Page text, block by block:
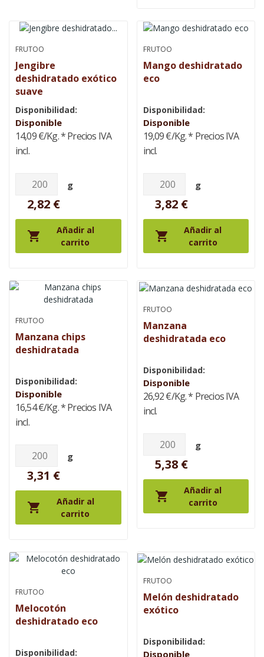
FRUTOO
Jengibre
deshidratado exótico
suave
Disponibilidad:
Disponible
14,09 €/Kg.* Precios IVA
incl.
g
2,82 €

Añadir al
carrito
FRUTOO
Mango deshidratado
eco
Disponibilidad:
Disponible
19,09 €/Kg.* Precios IVA
incl.
g
3,82 €

Añadir al
carrito
FRUTOO
Manzana chips
deshidratada
Disponibilidad:
Disponible
16,54 €/Kg.* Precios IVA
incl.
g
3,31 €

Añadir al
carrito
FRUTOO
Manzana
deshidratada eco
Disponibilidad:
Disponible
26,92 €/Kg.* Precios IVA
incl.
g
5,38 €

Añadir al
carrito
FRUTOO
Melocotón
deshidratado eco
Disponibilidad:
FRUTOO
Melón deshidratado
exótico
Disponibilidad:
Disponible